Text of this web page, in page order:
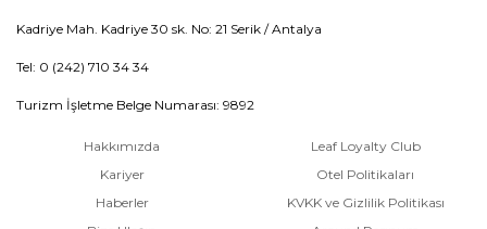
Kadriye Mah. Kadriye 30 sk. No: 21 Serik / Antalya
Tel: 0 (242) 710 34 34
Turizm İşletme Belge Numarası: 9892
Hakkımızda
Kariyer
Haberler
Leaf Loyalty Club
Otel Politikaları
KVKK ve Gizlilik Politikası